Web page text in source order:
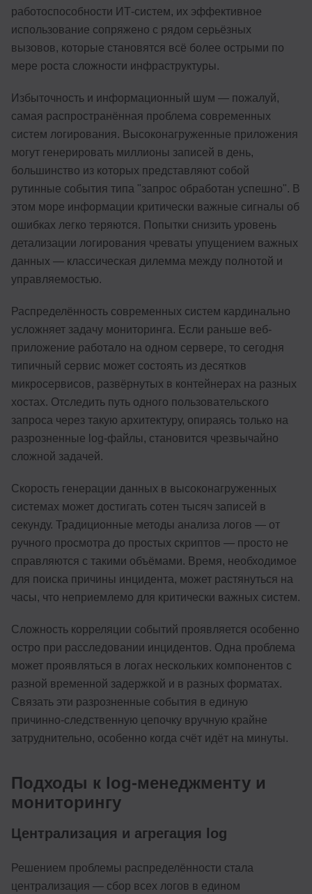
работоспособности ИТ-систем, их эффективное
использование сопряжено с рядом серьёзных
вызовов, которые становятся всё более острыми по
мере роста сложности инфраструктуры.
Избыточность и информационный шум — пожалуй,
самая распространённая проблема современных
систем логирования. Высоконагруженные приложения
могут генерировать миллионы записей в день,
большинство из которых представляют собой
рутинные события типа "запрос обработан успешно". В
этом море информации критически важные сигналы об
ошибках легко теряются. Попытки снизить уровень
детализации логирования чреваты упущением важных
данных — классическая дилемма между полнотой и
управляемостью.
Распределённость современных систем кардинально
усложняет задачу мониторинга. Если раньше веб-
приложение работало на одном сервере, то сегодня
типичный сервис может состоять из десятков
микросервисов, развёрнутых в контейнерах на разных
хостах. Отследить путь одного пользовательского
запроса через такую архитектуру, опираясь только на
разрозненные log-файлы, становится чрезвычайно
сложной задачей.
Скорость генерации данных в высоконагруженных
системах может достигать сотен тысяч записей в
секунду. Традиционные методы анализа логов — от
ручного просмотра до простых скриптов — просто не
справляются с такими объёмами. Время, необходимое
для поиска причины инцидента, может растянуться на
часы, что неприемлемо для критически важных систем.
Сложность корреляции событий проявляется особенно
остро при расследовании инцидентов. Одна проблема
может проявляться в логах нескольких компонентов с
разной временной задержкой и в разных форматах.
Связать эти разрозненные события в единую
причинно-следственную цепочку вручную крайне
затруднительно, особенно когда счёт идёт на минуты.
Подходы к log-менеджменту и
мониторингу
Централизация и агрегация log
Решением проблемы распределённости стала
централизация — сбор всех логов в едином